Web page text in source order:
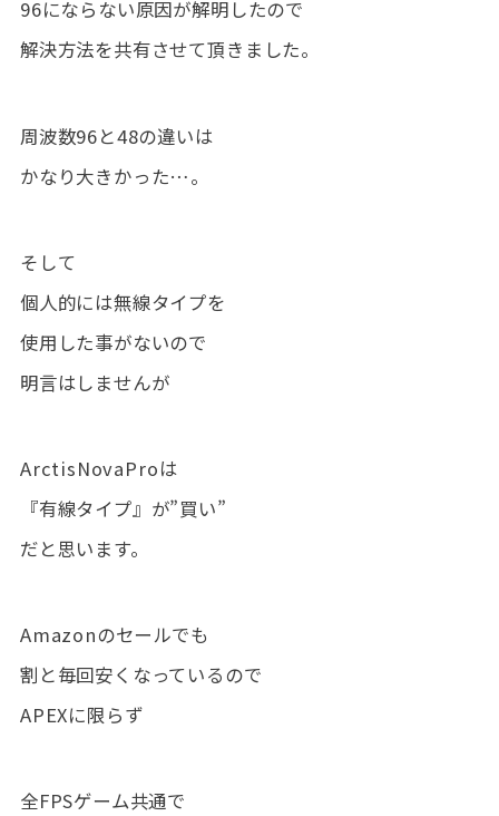
96にならない原因が解明したので
解決方法を共有させて頂きました。
周波数96と48の違いは
かなり大きかった…。
そして
個人的には無線タイプを
使用した事がないので
明言はしませんが
ArctisNovaProは
『有線タイプ』が”買い”
だと思います。
Amazonのセールでも
割と毎回安くなっているので
APEXに限らず
全FPSゲーム共通で